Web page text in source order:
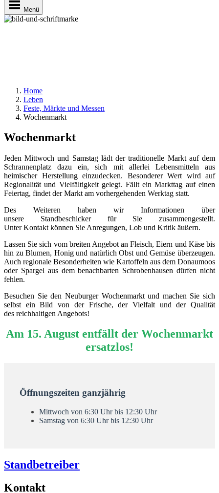
Menü
Home
Leben
Feste, Märkte und Messen
Wochenmarkt
Wochenmarkt
Jeden Mittwoch und Samstag lädt der traditionelle Markt auf dem
Schrannenplatz dazu ein, sich mit allerlei Lebensmitteln aus
heimischer Herstellung einzudecken. Besonderer Wert wird auf
Regionalität und Vielfältigkeit gelegt. Fällt ein Markttag auf einen
Feiertag, findet der Markt am vorhergehenden Werktag statt.
Des Weiteren haben wir Informationen über
unsere Standbeschicker für Sie zusammengestellt.
Unter Kontakt können Sie Anregungen, Lob und Kritik äußern.
Lassen Sie sich vom breiten Angebot an Fleisch, Eiern und Käse bis
hin zu Blumen, Honig und natürlich Obst und Gemüse überzeugen.
Auch regionale Besonderheiten wie Kartoffeln aus dem Donaumoos
oder Spargel aus dem benachbarten Schrobenhausen dürfen nicht
fehlen.
Besuchen Sie den Neuburger Wochenmarkt und machen Sie sich
selbst ein Bild von der Frische, der Vielfalt und der Qualität
des reichhaltigen Angebots!
Am 15. August entfällt der Wochenmarkt
ersatzlos!
Öffnungszeiten ganzjährig
Mittwoch von 6:30 Uhr bis 12:30 Uhr
Samstag von 6:30 Uhr bis 12:30 Uhr
Standbetreiber
Kontakt